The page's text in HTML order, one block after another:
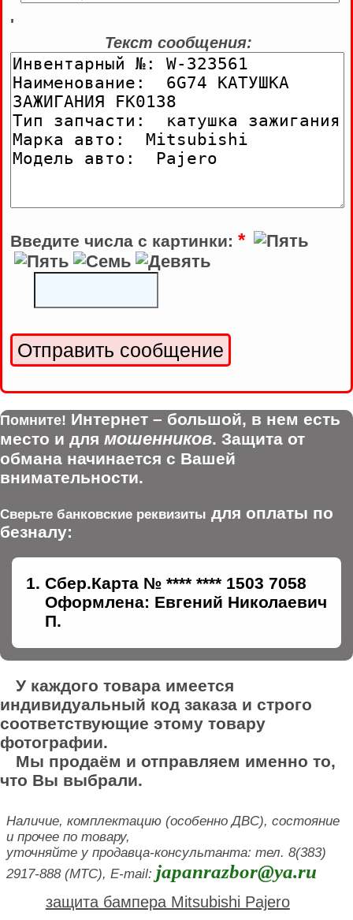
'
Текст сообщения:
Введите числа с картинки: *
Помните! Интернет – большой, в нем есть
место и для мошенников. Защита от
обмана начинается с Вашей
внимательности.
Сверьте банковские реквизиты для оплаты по
безналу:
Сбер.Карта № **** **** 1503 7058
Оформлена: Евгений Николаевич
П.
У каждого товара имеется
индивидуальный код заказа и строго
соответствующие этому товару
фотографии.
Мы продаём и отправляем именно то,
что Вы выбрали.
Наличие, комплектацию (особенно ДВС), состояние
и прочее по товару,
уточняйте у продавца-консультанта: тел. 8(383)
2917-888 (МТС), E-mail: japanrazbor@ya.ru
защита бампера Mitsubishi Pajero